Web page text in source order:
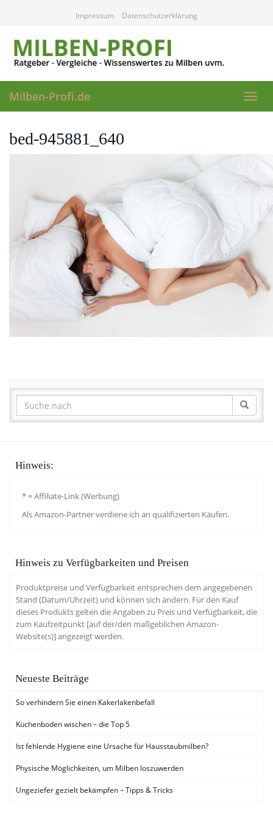
content
Impressum Datenschutzerklärung
Milben-Profi.de
bed-945881_640
Hinweis:
* = Affiliate-Link (Werbung)
Als Amazon-Partner verdiene ich an qualifizierten Käufen.
Hinweis zu Verfügbarkeiten und Preisen
Produktpreise und Verfügbarkeit entsprechen dem angegebenen
Stand (Datum/Uhrzeit) und können sich ändern. Für den Kauf
dieses Produkts gelten die Angaben zu Preis und Verfügbarkeit, die
zum Kaufzeitpunkt [auf der/den maßgeblichen Amazon-
Website(s)] angezeigt werden.
Neueste Beiträge
So verhindern Sie einen Kakerlakenbefall
Küchenboden wischen – die Top 5
Ist fehlende Hygiene eine Ursache für Hausstaubmilben?
Physische Möglichkeiten, um Milben loszuwerden
Ungeziefer gezielt bekämpfen – Tipps & Tricks